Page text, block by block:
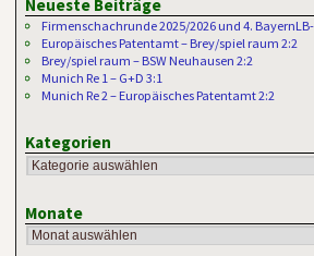
Neueste Beiträge
Firmenschachrunde 2025/2026 und 4.
Europäisches Patentamt – Brey/spiel raum 2:2
Brey/spiel raum – BSW Neuhausen 2:2
Munich Re 1 – G+D 3:1
Munich Re 2 – Europäisches Patentamt 2:2
Kategorien
Monate